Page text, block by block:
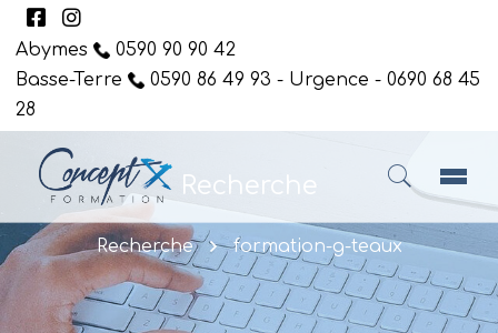
Abymes
0590 90 90 42
Basse-Terre
0590 86 49 93 - Urgence - 0690 68 45
28
Recherche
Recherche formation-g-teaux